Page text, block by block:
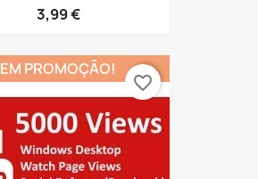
3,99 €
EM PROMOÇÃO!
favorite_border